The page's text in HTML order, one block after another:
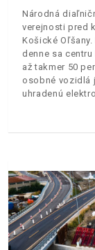
Národná
verejnosti pred
Košické
denne sa
až takmer 50
osobné vozidlá
uhradenú